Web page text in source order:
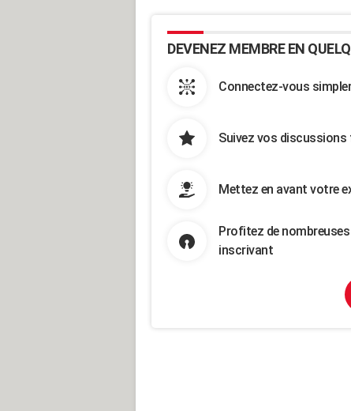
DEVENEZ MEMBRE EN
Connectez-vous
Suivez vos discussions
Mettez en avant votre
Profitez de
inscrivant